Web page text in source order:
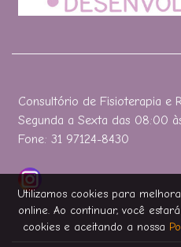
Consultório de Fisioterapia e
Segunda a Sexta das 08:00
Fone: 31 97124-8430
Utilizamos cookies para
online. Ao continuar, você
cookies e aceitando a nossa